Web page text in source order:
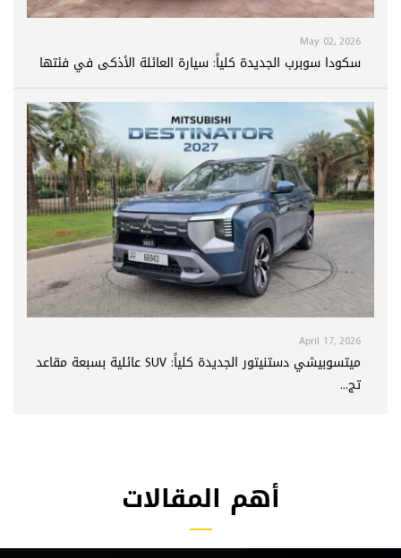
May 02, 2026
سكودا سوبرب الجديدة كلياً: سيارة العائلة الأذكى في فئتها
April 17, 2026
ميتسوبيشي دستنيتور الجديدة كلياً: SUV عائلية بسبعة مقاعد
تج...
أهم المقالات